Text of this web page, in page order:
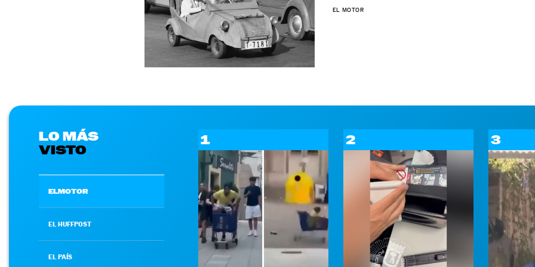
EL MOTOR
LO MÁS
VISTO
ELMOTOR
EL HUFFPOST
EL PAÍS
1 2 3